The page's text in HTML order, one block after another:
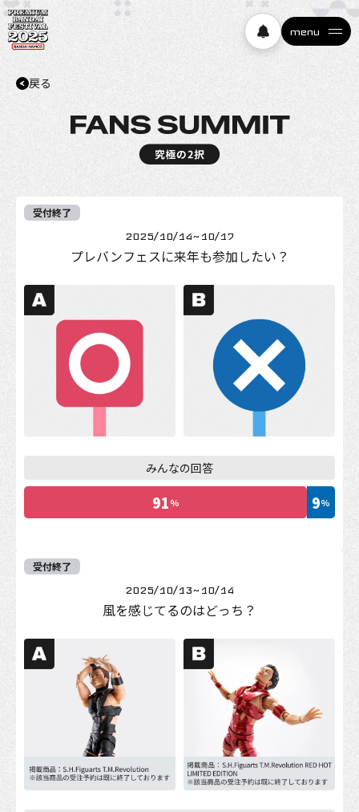
イベントカレンダー
ショッピング
お知らせ
menu
戻る
受付終了
2025/10/14~ 10/17
プレバンフェスに来年も参加したい？
みんなの回答
91% 9%
受付終了
2025/10/13~ 10/14
風を感じてるのはどっち？